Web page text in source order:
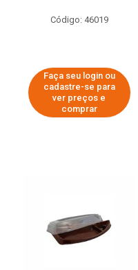
Código: 46019
Faça seu login ou
cadastre-se para
ver preços e
comprar